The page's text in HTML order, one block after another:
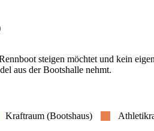
steigen möchtet und kein
aus der Bootshalle nehmt.
Kraftraum (Bootshaus)